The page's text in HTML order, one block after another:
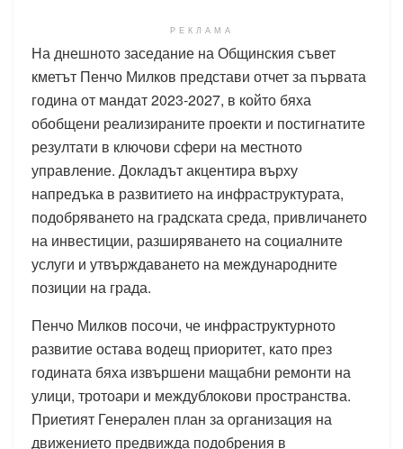
РЕКЛАМА
На днешното заседание на Общинския съвет
кметът Пенчо Милков представи отчет за първата
година от мандат 2023-2027, в който бяха
обобщени реализираните проекти и постигнатите
резултати в ключови сфери на местното
управление. Докладът акцентира върху
напредъка в развитието на инфраструктурата,
подобряването на градската среда, привличането
на инвестиции, разширяването на социалните
услуги и утвърждаването на международните
позиции на града.
Пенчо Милков посочи, че инфраструктурното
развитие остава водещ приоритет, като през
годината бяха извършени мащабни ремонти на
улици, тротоари и междублокови пространства.
Приетият Генерален план за организация на
движението предвижда подобрения в